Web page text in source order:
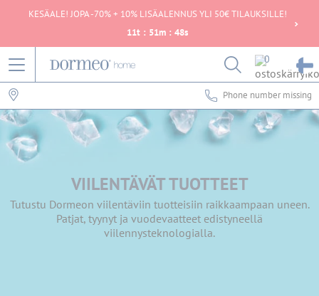
KESÄALE! JOPA -70% + 10% LISÄALENNUS YLI 50€ TILAUKSILLE!
11t : 51m : 48s
0
Phone number missing
VIILENTÄVÄT TUOTTEET
Tutustu Dormeon viilentäviin tuotteisiin raikkaampaan uneen.
Patjat, tyynyt ja vuodevaatteet edistyneellä
viilennysteknologialla.